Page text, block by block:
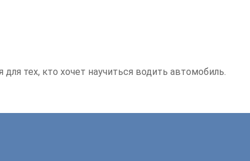
тех, кто хочет научиться водить автомобиль.